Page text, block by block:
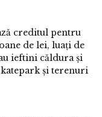
creditul pentru
de lei, luați de
ieftini căldura și
și terenuri